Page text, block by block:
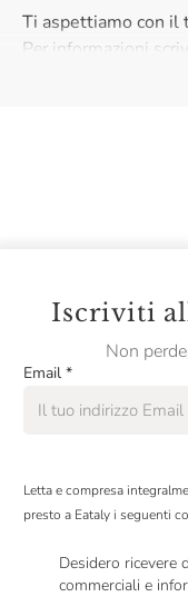
Ti aspettiamo con il
Per informazioni
Iscriviti
Non
Email *
Letta e compresa
presto a Eataly i seguenti
Desidero ricevere
commerciali e